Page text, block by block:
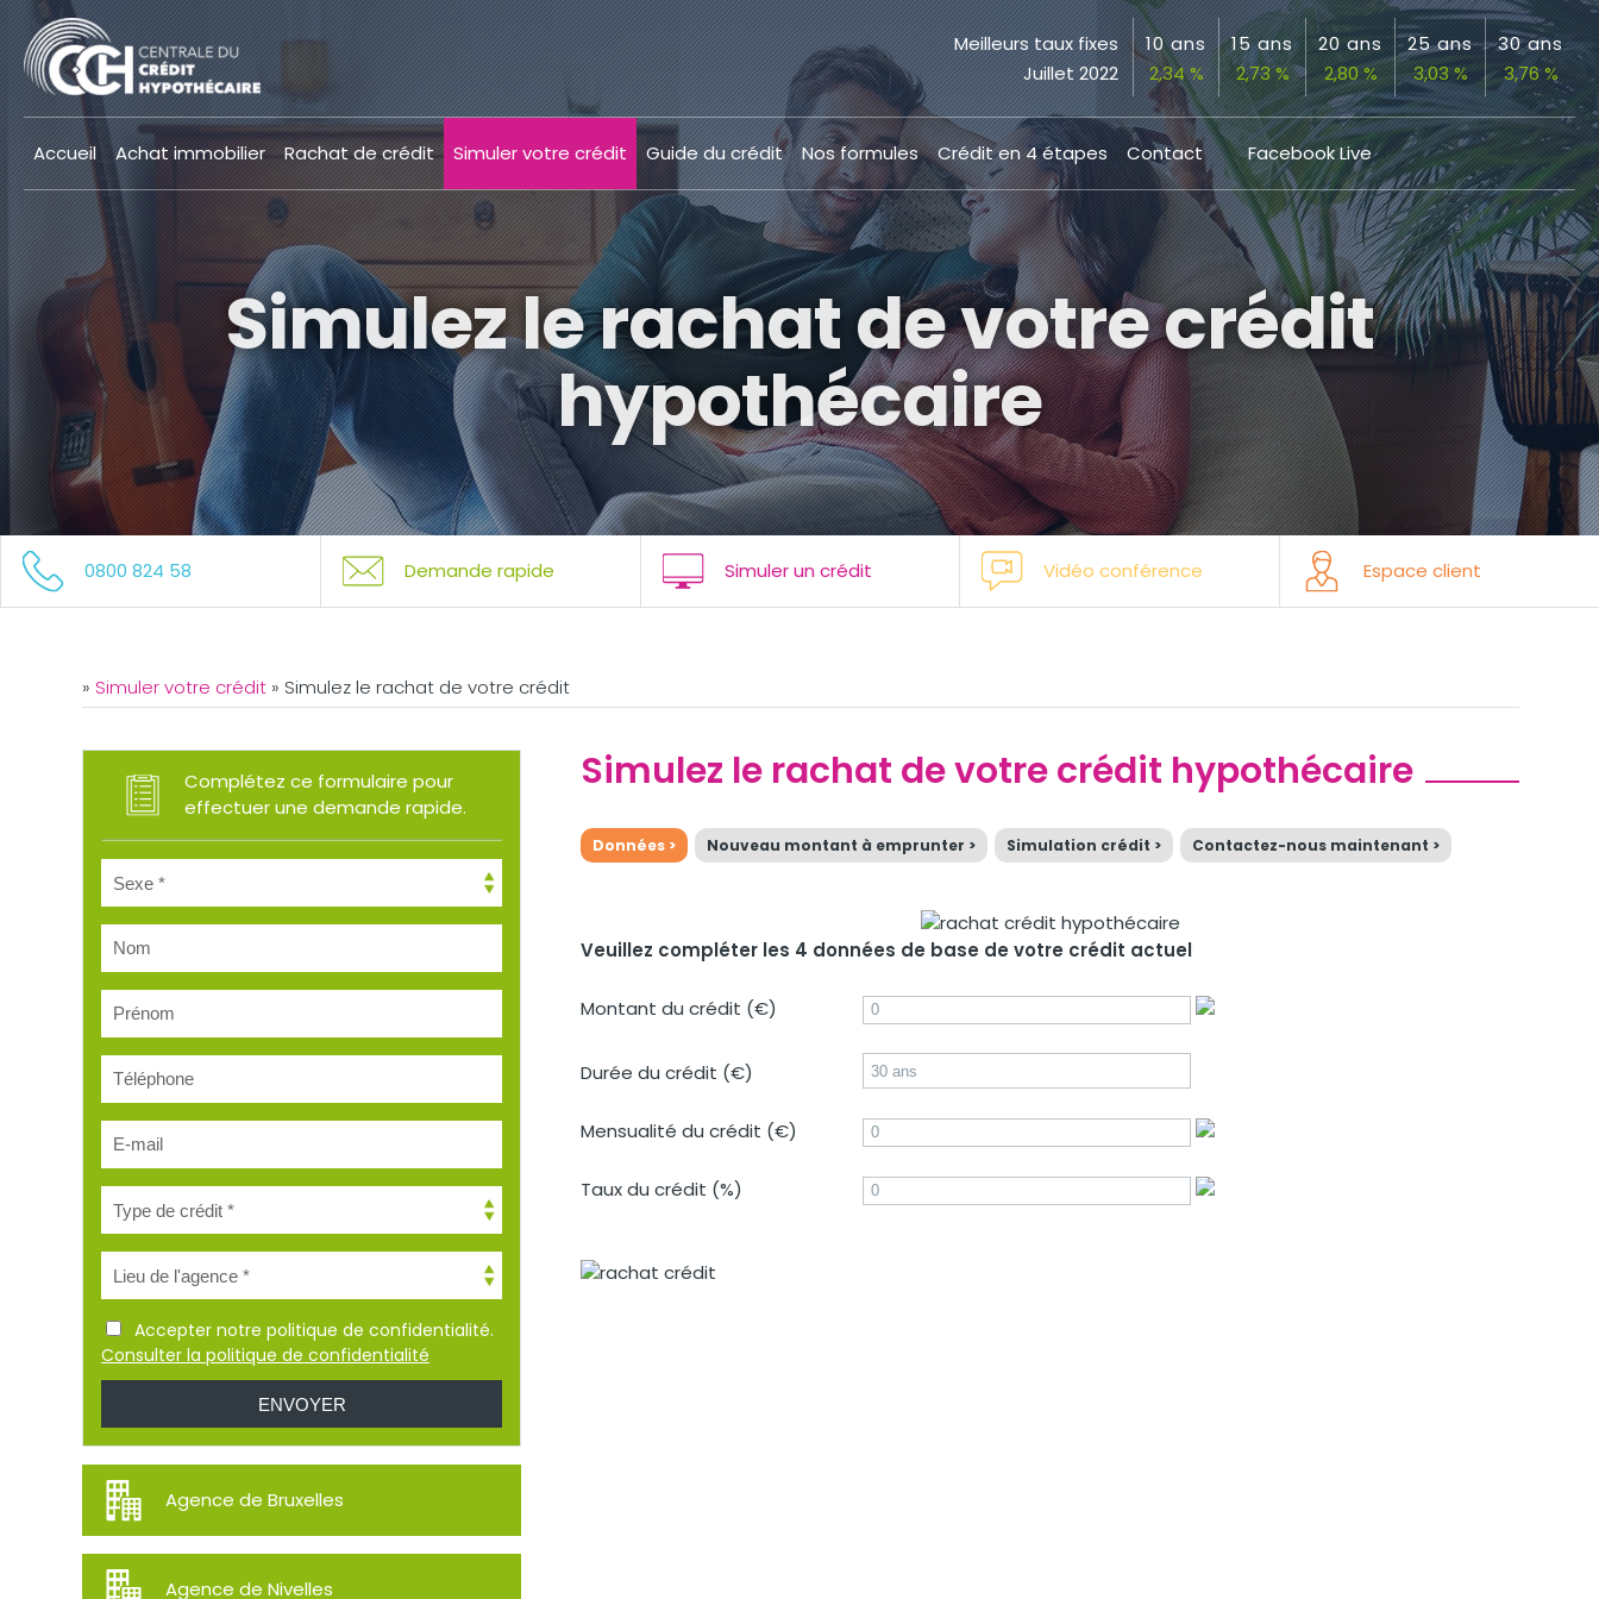
Meilleurs taux fixes
Juillet 2022
10 ans
2,34 %
15 ans
2,73 %
20 ans
2,80 %
25 ans
3,03 %
30 ans
3,76 %
Accueil Achat immobilier Rachat de crédit Simuler votre crédit Guide du crédit Nos formules Crédit en 4 étapes Contact Facebook Live
Simulez le rachat de votre crédit
hypothécaire
0800 824 58 Demande rapide Simuler un crédit Vidéo conférence Espace client
» Simuler votre crédit » Simulez le rachat de votre crédit
Complétez ce formulaire pour
effectuer une demande rapide.
Accepter notre politique de confidentialité.
Consulter la politique de confidentialité
Agence de Bruxelles
Agence de Nivelles
Simulez le rachat de votre crédit hypothécaire
Données > Nouveau montant à emprunter > Simulation crédit > Contactez-nous maintenant >
Veuillez compléter les 4 données de base de votre crédit actuel
Montant du crédit (€)
Durée du crédit (€)
Mensualité du crédit (€)
Taux du crédit (%)